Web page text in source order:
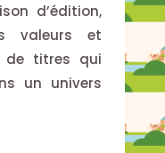
d’édition,
valeurs et
de titres qui
un univers